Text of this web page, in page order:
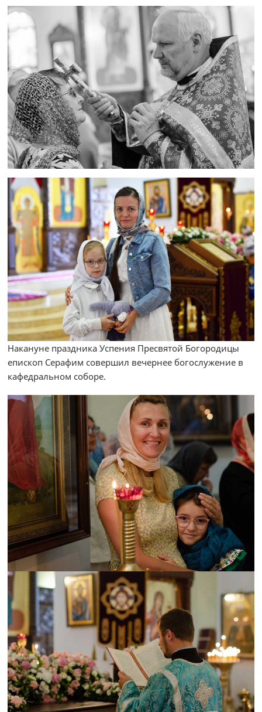
Накануне праздника Успения Пресвятой Богородицы
епископ Серафим совершил вечернее богослужение в
кафедральном соборе.